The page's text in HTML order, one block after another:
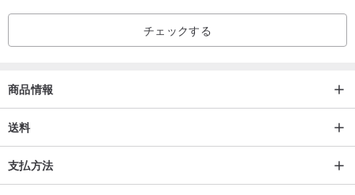
されています。数十年にわたる宝石の知識とデザインを継承しつ
つ、制作手法や思想の枠組みを革新することを目指しています。
〈異なれども同じ〉
れ、次第に個性を失い、自身の輝きを見失い、他者を追い求めるこ
とがあります。しかし、「美しさ」は決して一つの定義に留まるべ
きではありません。「異なれども同じ」とは、型にはまった人生を
チェックする
商品情報
送料
支払方法